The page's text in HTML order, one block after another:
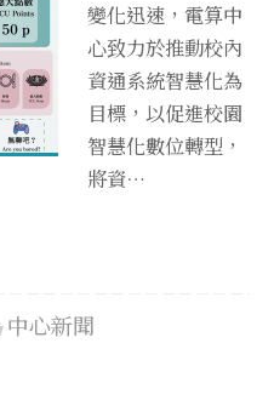
變化迅速，電算中
心致力於推動校內
資通系統智慧化為
目標，以促進校園
智慧化數位轉型，
將資…
中心新聞